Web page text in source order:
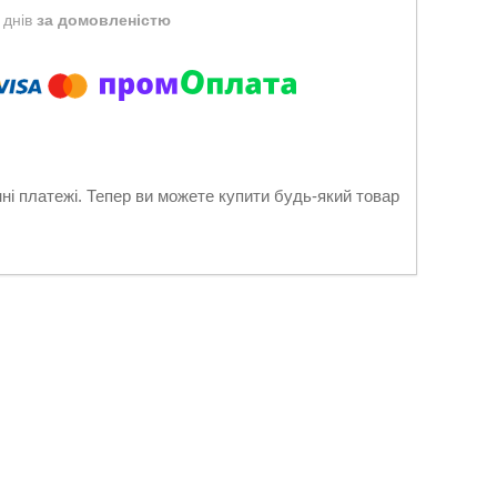
за домовленістю
платежі. Тепер ви можете купити будь-який товар